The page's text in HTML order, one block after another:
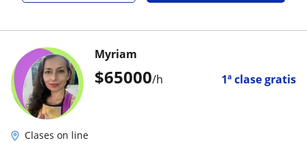
$65000/h 1ª clase gratis
Myriam
Clases on line